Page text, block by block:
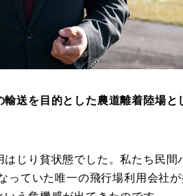
送を目的とした農道離着陸場と
じり貧状態でした。私たち民間
っていた唯一の飛行場利用会社